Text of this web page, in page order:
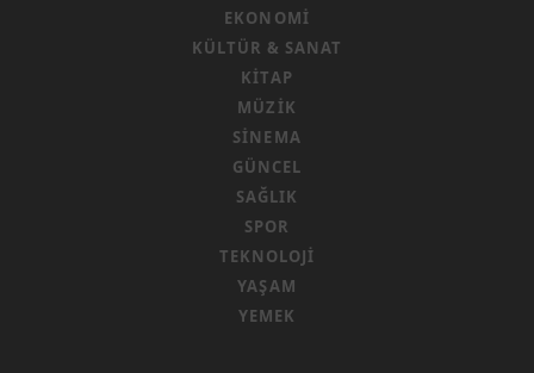
EKONOMI
KÜLTÜR & SANAT
KITAP
MÜZIK
SINEMA
GÜNCEL
SAĞLIK
SPOR
TEKNOLOJI
YAŞAM
YEMEK